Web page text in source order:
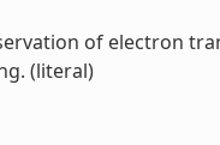
of electron
(literal)